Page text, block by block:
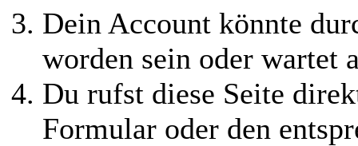
Dein Account könnte
worden sein oder wartet
Du rufst diese Seite
Formular oder den